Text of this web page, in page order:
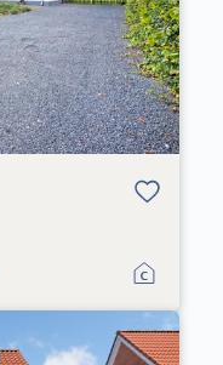
Bolig er gemt
under dine